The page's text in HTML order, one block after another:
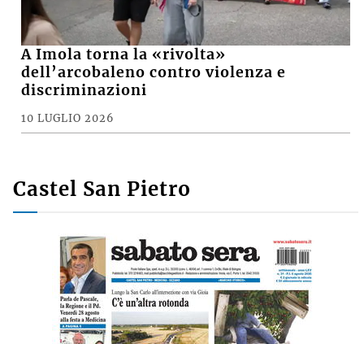
A Imola torna la «rivolta»
dell’arcobaleno contro violenza e
discriminazioni
10 LUGLIO 2026
Castel San Pietro